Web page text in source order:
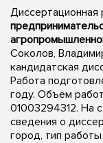
Диссертационная
Соколов,
кандидатская
Работа
году. Объем
01003294312. На
сведения о
город, тип